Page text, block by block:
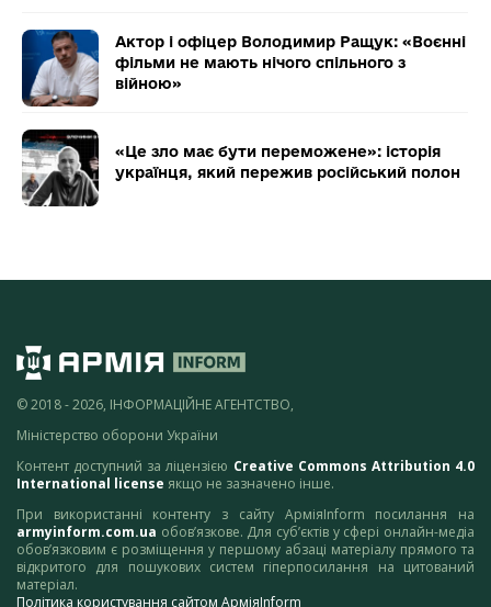
Актор і офіцер Володимир Ращук: «Воєнні
фільми не мають нічого спільного з
війною»
«Це зло має бути переможене»: історія
українця, який пережив російський полон
© 2018 - 2026, ІНФОРМАЦІЙНЕ АГЕНТСТВО,
Міністерство оборони України
Контент доступний за ліцензією Creative Commons Attribution 4.0
International license якщо не зазначено інше.
При використанні контенту з сайту АрміяInform посилання на
armyinform.com.ua обов’язкове. Для суб’єктів у сфері онлайн-медіа
обов’язковим є розміщення у першому абзаці матеріалу прямого та
відкритого для пошукових систем гіперпосилання на цитований
матеріал.
Політика користування сайтом АрміяInform